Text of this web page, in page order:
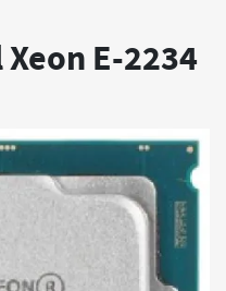
E-2234